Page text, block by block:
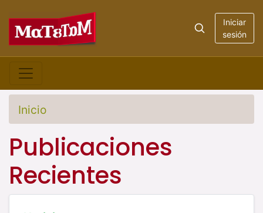
Iniciar
sesión
Inicio
Publicaciones
Recientes